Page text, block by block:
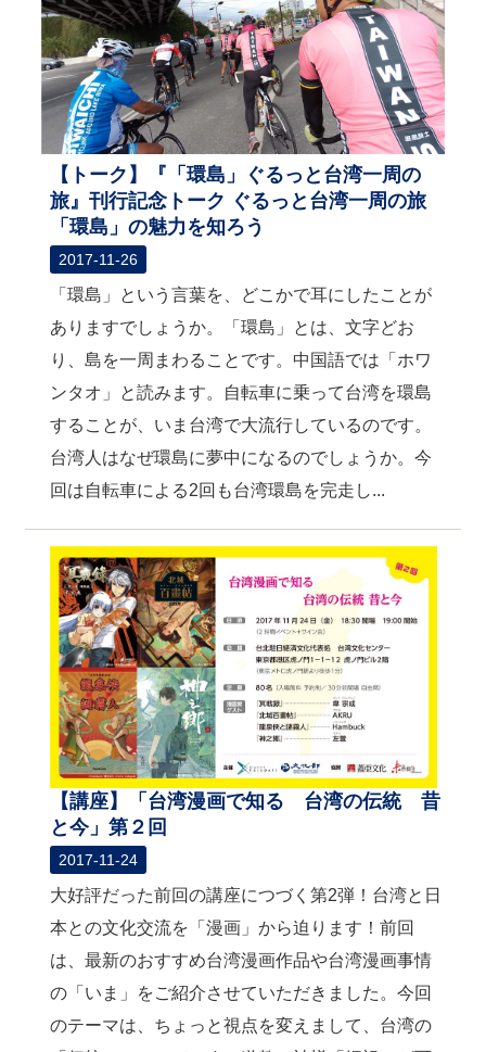
【トーク】『「環島」ぐるっと台湾一周の
旅』刊行記念トーク ぐるっと台湾一周の旅
「環島」の魅力を知ろう
2017-11-26
「環島」という言葉を、どこかで耳にしたことが
ありますでしょうか。「環島」とは、文字どお
り、島を一周まわることです。中国語では「ホワ
ンタオ」と読みます。自転車に乗って台湾を環島
することが、いま台湾で大流行しているのです。
台湾人はなぜ環島に夢中になるのでしょうか。今
回は自転車による2回も台湾環島を完走し...
【講座】「台湾漫画で知る 台湾の伝統 昔
と今」第２回
2017-11-24
大好評だった前回の講座につづく第2弾！台湾と日
本との文化交流を「漫画」から迫ります！前回
は、最新のおすすめ台湾漫画作品や台湾漫画事情
の「いま」をご紹介させていただきました。今回
のテーマは、ちょっと視点を変えまして、台湾の